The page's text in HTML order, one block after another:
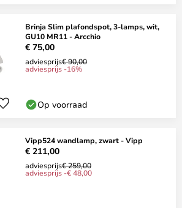
Brinja Slim plafondspot, 3-lamps, wit,
GU10 MR11 - Arcchio
€ 75,00
adviesprijs€ 90,00
adviesprijs -16%
Op voorraad
Vipp524 wandlamp, zwart - Vipp
€ 211,00
adviesprijs€ 259,00
adviesprijs -€ 48,00